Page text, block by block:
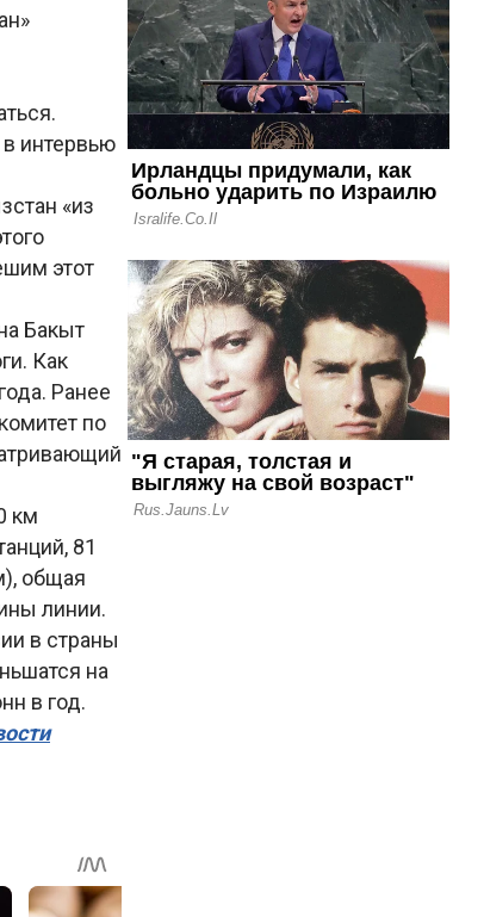
в интервью
«из
этот
Бакыт
Как
Ранее
по
км
81
общая
линии.
в страны
на
в год.